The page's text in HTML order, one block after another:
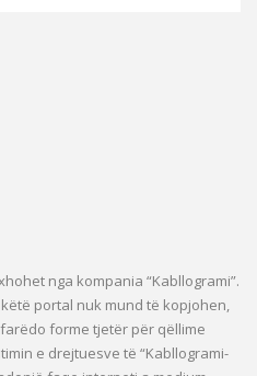
nga kompania “Kabllogrami”.
portal nuk mund të kopjohen,
forme tjetër për qëllime
e drejtuesve të “Kabllogrami-